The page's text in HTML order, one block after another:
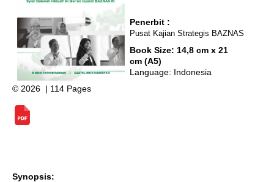
Penerbit :
Pusat Kajian Strategis BAZNAS
Book Size: 14,8 cm x 21
cm (A5)
Language: Indonesia
© 2026 | 114 Pages
Synopsis: